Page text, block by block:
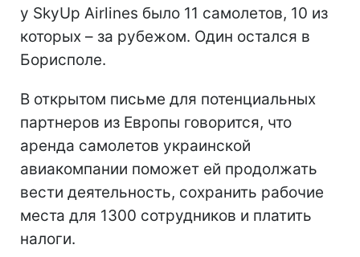
у SkyUp Airlines было 11 самолетов, 10 из
которых – за рубежом. Один остался в
Борисполе.
В открытом письме для потенциальных
партнеров из Европы говорится, что
аренда самолетов украинской
авиакомпании поможет ей продолжать
вести деятельность, сохранить рабочие
места для 1300 сотрудников и платить
налоги.